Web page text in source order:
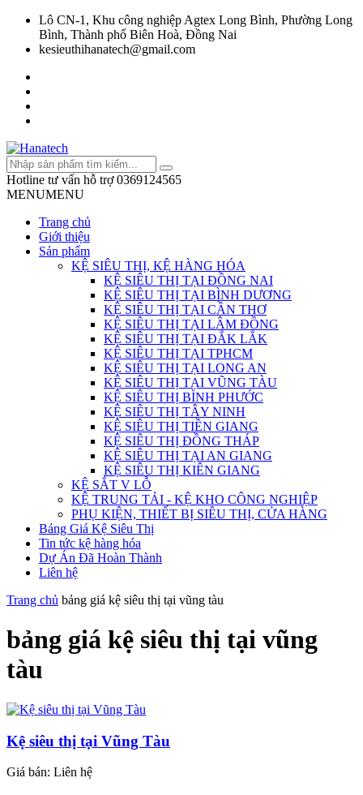
Lô CN-1, Khu công nghiệp Agtex Long Bình, Phường Long
Bình, Thành phố Biên Hoà, Đồng Nai
kesieuthihanatech@gmail.com
Hotline tư vấn hỗ trợ 0369124565
MENUMENU
Trang chủ
Giới thiệu
Sản phẩm
KỆ SIÊU THỊ, KỆ HÀNG HÓA
KỆ SIÊU THỊ TẠI ĐỒNG NAI
KỆ SIÊU THỊ TẠI BÌNH DƯƠNG
KỆ SIÊU THỊ TẠI CẦN THƠ
KỆ SIÊU THỊ TẠI LÂM ĐỒNG
KỆ SIÊU THỊ TẠI ĐẮK LẮK
KỆ SIÊU THỊ TẠI TPHCM
KỆ SIÊU THỊ TẠI LONG AN
KỆ SIÊU THỊ TẠI VŨNG TÀU
KỆ SIÊU THỊ BÌNH PHƯỚC
KỆ SIÊU THỊ TÂY NINH
KỆ SIÊU THỊ TIỀN GIANG
KỆ SIÊU THỊ ĐỒNG THÁP
KỆ SIÊU THỊ TẠI AN GIANG
KỆ SIÊU THỊ KIÊN GIANG
KỆ SẮT V LỖ
KỆ TRUNG TẢI - KỆ KHO CÔNG NGHIỆP
PHỤ KIỆN, THIẾT BỊ SIÊU THỊ, CỬA HÀNG
Bảng Giá Kệ Siêu Thị
Tin tức kệ hàng hóa
Dự Án Đã Hoàn Thành
Liên hệ
Trang chủ bảng giá kệ siêu thị tại vũng tàu
bảng giá kệ siêu thị tại vũng
tàu
Kệ siêu thị tại Vũng Tàu
Giá bán: Liên hệ